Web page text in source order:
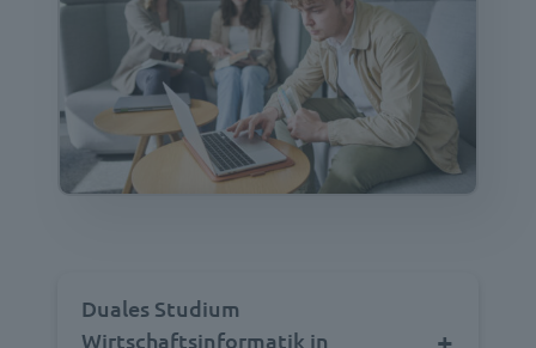
Duales Studium
Wirtschaftsinformatik in